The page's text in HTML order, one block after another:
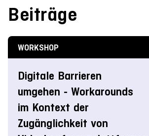
Beiträge
WORKSHOP
Digitale Barrieren
umgehen - Workarounds
im Kontext der
Zugänglichkeit von